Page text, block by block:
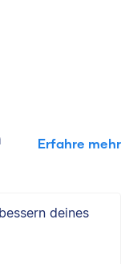
Erfahre mehr
deines